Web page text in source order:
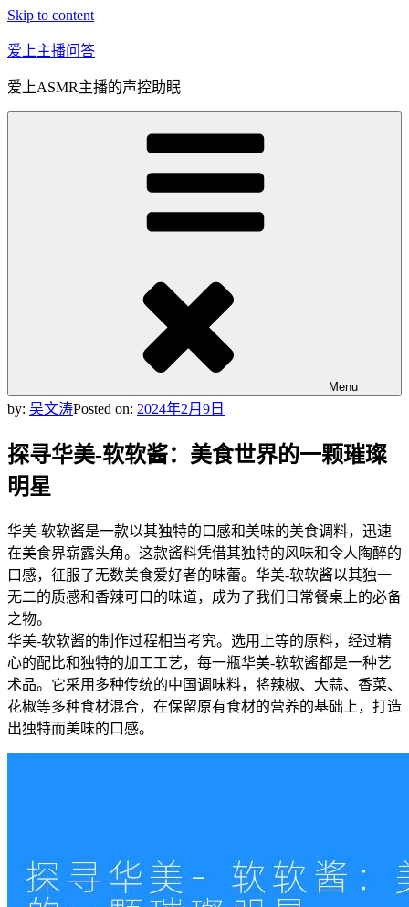
Skip to content
爱上主播问答
爱上ASMR主播的声控助眠
Menu
by: 吴文涛Posted on: 2024年2月9日
探寻华美-软软酱：美食世界的一颗璀璨
明星
华美-软软酱是一款以其独特的口感和美味的美食调料，迅速
在美食界崭露头角。这款酱料凭借其独特的风味和令人陶醉的
口感，征服了无数美食爱好者的味蕾。华美-软软酱以其独一
无二的质感和香辣可口的味道，成为了我们日常餐桌上的必备
之物。
华美-软软酱的制作过程相当考究。选用上等的原料，经过精
心的配比和独特的加工工艺，每一瓶华美-软软酱都是一种艺
术品。它采用多种传统的中国调味料，将辣椒、大蒜、香菜、
花椒等多种食材混合，在保留原有食材的营养的基础上，打造
出独特而美味的口感。